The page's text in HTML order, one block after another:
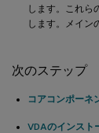
します。これら
します。メイン
次のステップ
コアコンポーネ
VDAのインスト